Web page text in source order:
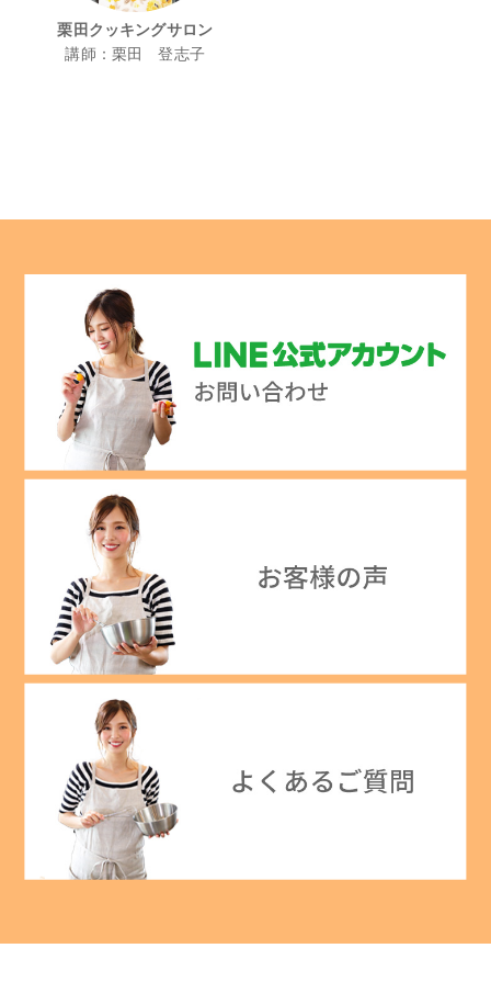
栗田クッキングサロン
講師：栗田 登志子